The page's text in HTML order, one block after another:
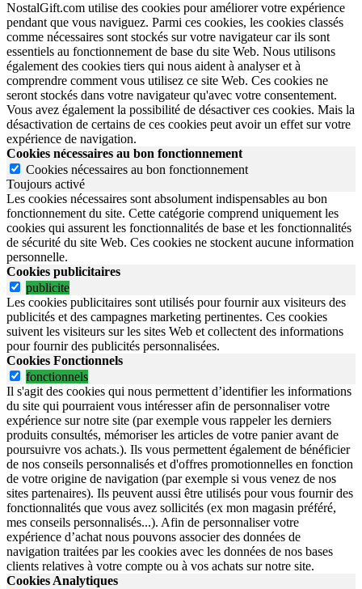
NostalGift.com utilise des cookies pour améliorer votre expérience
pendant que vous naviguez. Parmi ces cookies, les cookies classés
comme nécessaires sont stockés sur votre navigateur car ils sont
essentiels au fonctionnement de base du site Web. Nous utilisons
également des cookies tiers qui nous aident à analyser et à
comprendre comment vous utilisez ce site Web. Ces cookies ne
seront stockés dans votre navigateur qu'avec votre consentement.
Vous avez également la possibilité de désactiver ces cookies. Mais la
désactivation de certains de ces cookies peut avoir un effet sur votre
expérience de navigation.
Cookies nécessaires au bon fonctionnement
Cookies nécessaires au bon fonctionnement
Toujours activé
Les cookies nécessaires sont absolument indispensables au bon
fonctionnement du site. Cette catégorie comprend uniquement les
cookies qui assurent les fonctionnalités de base et les fonctionnalités
de sécurité du site Web. Ces cookies ne stockent aucune information
personnelle.
Cookies publicitaires
publicite
Les cookies publicitaires sont utilisés pour fournir aux visiteurs des
publicités et des campagnes marketing pertinentes. Ces cookies
suivent les visiteurs sur les sites Web et collectent des informations
pour fournir des publicités personnalisées.
Cookies Fonctionnels
fonctionnels
Il s'agit des cookies qui nous permettent d’identifier les informations
du site qui pourraient vous intéresser afin de personnaliser votre
expérience sur notre site (par exemple vous rappeler les derniers
produits consultés, mémoriser les articles de votre panier avant de
poursuivre vos achats.). Ils vous permettent également de bénéficier
de nos conseils personnalisés et d'offres promotionnelles en fonction
de votre origine de navigation (par exemple si vous venez de nos
sites partenaires). Ils peuvent aussi être utilisés pour vous fournir des
fonctionnalités que vous avez sollicités (ex mon magasin préféré,
mes conseils personnalisés...). Afin de personnaliser votre
expérience d’achat nous pouvons associer des données de
navigation traitées par les cookies avec les données de nos bases
clients relatives à votre compte ou à vos achats sur notre site.
Cookies Analytiques